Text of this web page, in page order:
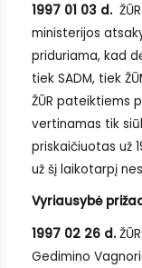
1997 01 03 d.
ministerijos
priduriama, kad
tiek SADM, tiek
ŽŪR pateiktiems
vertinamas tik
priskaičiuotas už
už šį laikotarpį
Vyriausybė
1997 02 26 d.
Gedimino